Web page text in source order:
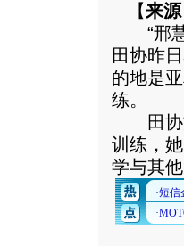
【来
“邢慧
田协昨
的地是
练。
田协方
训练，
学与其